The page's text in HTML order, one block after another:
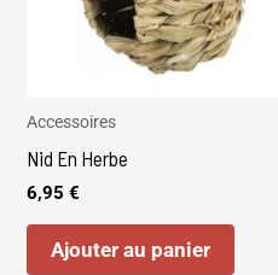
Accessoires
Nid En Herbe
6,95 €
Ajouter au panier